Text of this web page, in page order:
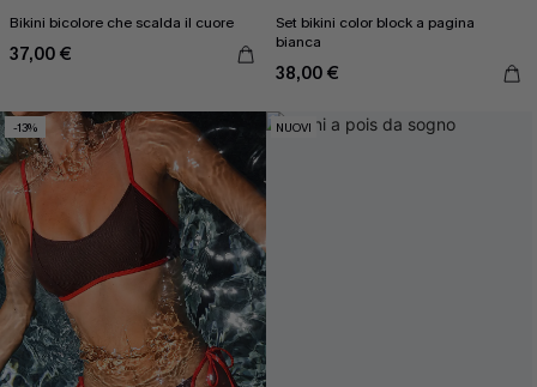
Bikini bicolore che scalda il cuore
37,00 €
Set bikini color block a pagina
bianca
38,00 €
-13% NUOVI